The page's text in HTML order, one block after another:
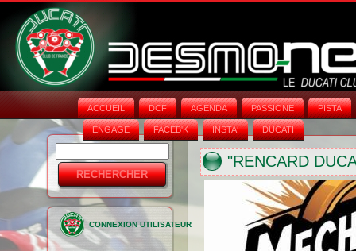
ACCUEIL DCF AGENDA PASSIONE PISTA
ENGAGE FACEB'K INSTA‘ DUCATI
Formulaire
de
recherche
CONNEXION UTILISATEUR
"RENCARD